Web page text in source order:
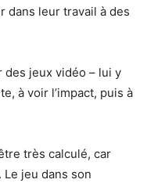
dans leur travail à des
des jeux vidéo – lui y
à voir l’impact, puis à
très calculé, car
jeu dans son